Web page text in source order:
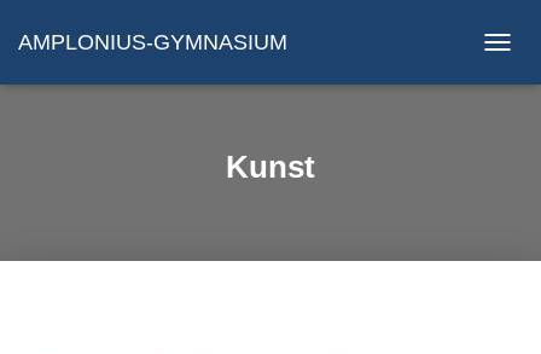
AMPLONIUS-GYMNASIUM
A
Kunst